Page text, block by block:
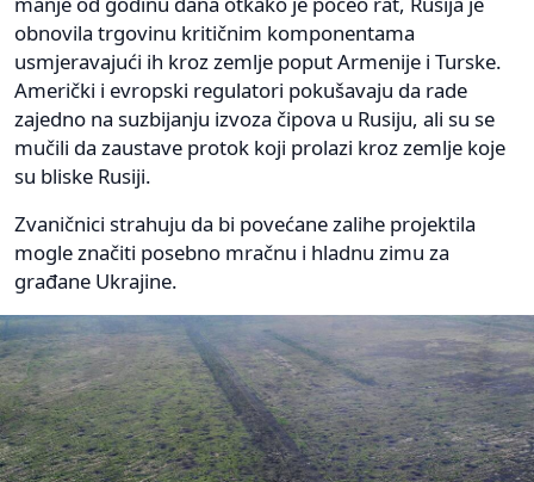
obnovila trgovinu kritičnim komponentama
usmjeravajući ih kroz zemlje poput Armenije i Turske.
Američki i evropski regulatori pokušavaju da rade
zajedno na suzbijanju izvoza čipova u Rusiju, ali su se
mučili da zaustave protok koji prolazi kroz zemlje koje
su bliske Rusiji.
Zvaničnici strahuju da bi povećane zalihe projektila
mogle značiti posebno mračnu i hladnu zimu za
građane Ukrajine.